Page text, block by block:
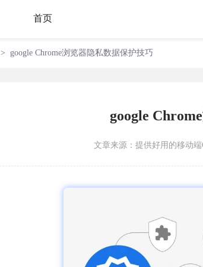
首页
> google Chrome浏览器隐私数据保护技巧
google
文章来源： 提供好用的移动